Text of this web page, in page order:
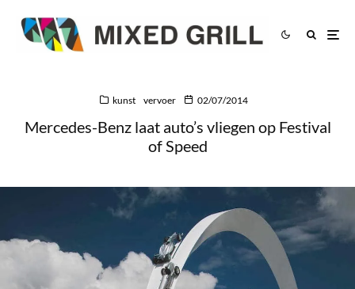
kunst vervoer 02/07/2014
Mercedes-Benz laat auto’s vliegen op Festival
of Speed